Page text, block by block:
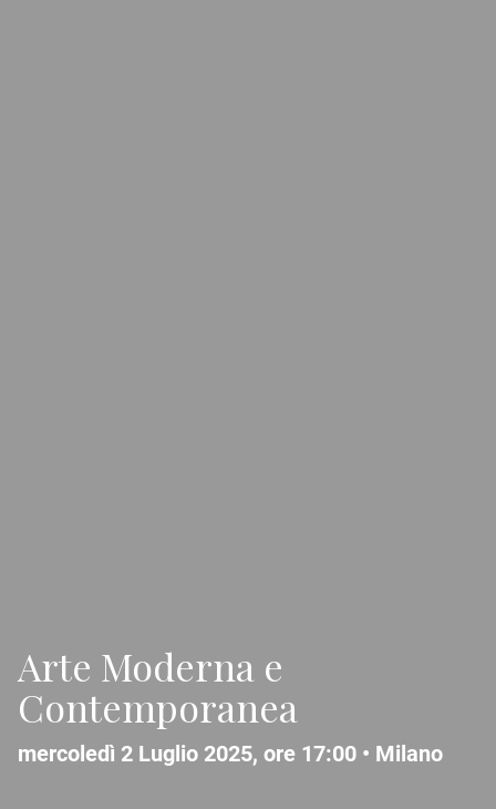
Arte Moderna e
Contemporanea
mercoledì 2 Luglio 2025, ore 17:00 • Milano